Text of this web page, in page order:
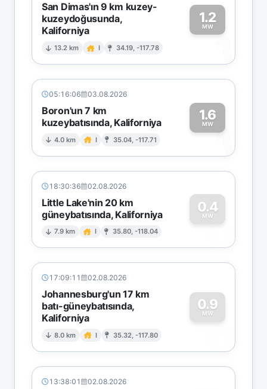
San Dimas'ın 9 km kuzey-
kuzeydoğusunda,
Kaliforniya
13.2 km I 34.19, -117.78
1.2
MW
1
05:16:06 03.08.2026
Boron'un 7 km
kuzeybatısında, Kaliforniya
4.0 km I 35.04, -117.71
1.6
MW1
18:30:36 02.08.2026
Little Lake'nin 20 km
güneybatısında, Kaliforniya
7.9 km I 35.80, -118.04
0.4
MW
0
17:09:11 02.08.2026
Johannesburg'un 17 km
batı-güneybatısında,
Kaliforniya
8.0 km I 35.32, -117.80
0.9
MW
0
13:38:01 02.08.2026